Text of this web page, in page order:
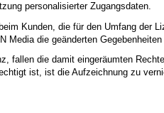
personalisierter Zugangsdaten.
Kunden, die für den Umfang der
Media die geänderten
fallen die damit eingeräumten
ist, ist die Aufzeichnung zu